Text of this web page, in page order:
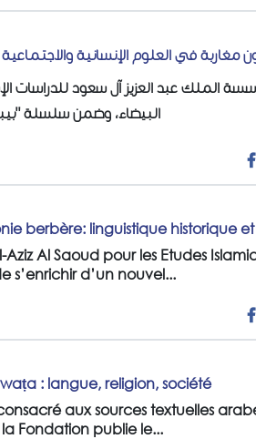
مغاربة في العلوم الإنسانية والاجتماعية
الملك عبد العزيز آل سعود للدراسات
البيضاء، وضمن سلسلة
berbère: linguistique historique
Al Saoud pour les Etudes
s’enrichir d’un nouvel...
: langue, religion, société
aux sources textuelles
Fondation publie le...